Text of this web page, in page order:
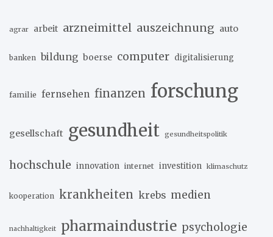
agrar arbeit arzneimittel auszeichnung auto
banken bildung boerse computer digitalisierung
familie fernsehen finanzen forschung
gesellschaft gesundheit gesundheitspolitik
hochschule innovation internet investition klimaschutz
kooperation krankheiten krebs medien
nachhaltigkeit pharmaindustrie psychologie